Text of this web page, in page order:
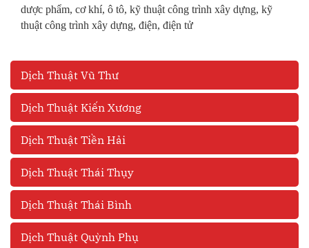
dược phẩm, cơ khí, ô tô, kỹ thuật công trình xây dựng, kỹ
thuật công trình xây dựng, điện, điện tử
Dịch Thuật Vũ Thư
Dịch Thuật Kiến Xương
Dịch Thuật Tiền Hải
Dịch Thuật Thái Thụy
Dịch Thuật Thái Bình
Dịch Thuật Quỳnh Phụ